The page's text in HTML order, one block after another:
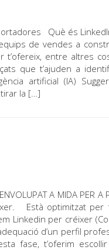
Què és
de vendes a
t’ofereix, entre altres
que t’ajuden a
artificial (IA)
la […]
A MIDA PER
Està optimitzat per
Linkedin per créixer
d’un perfil
fase, t’oferim